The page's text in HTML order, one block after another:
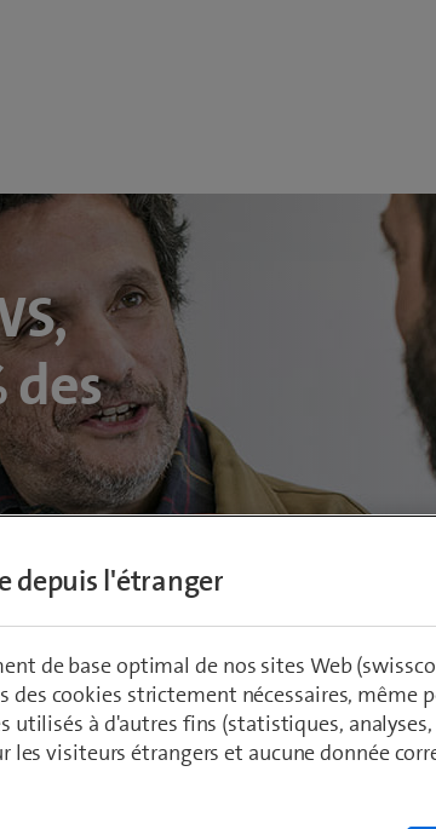
des
depuis l'étranger
de base optimal de nos sites Web
des cookies strictement nécessaires, même
utilisés à d'autres fins (statistiques,
les visiteurs étrangers et aucune donnée